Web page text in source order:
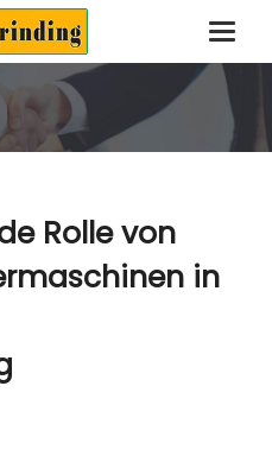
Rolle von
in